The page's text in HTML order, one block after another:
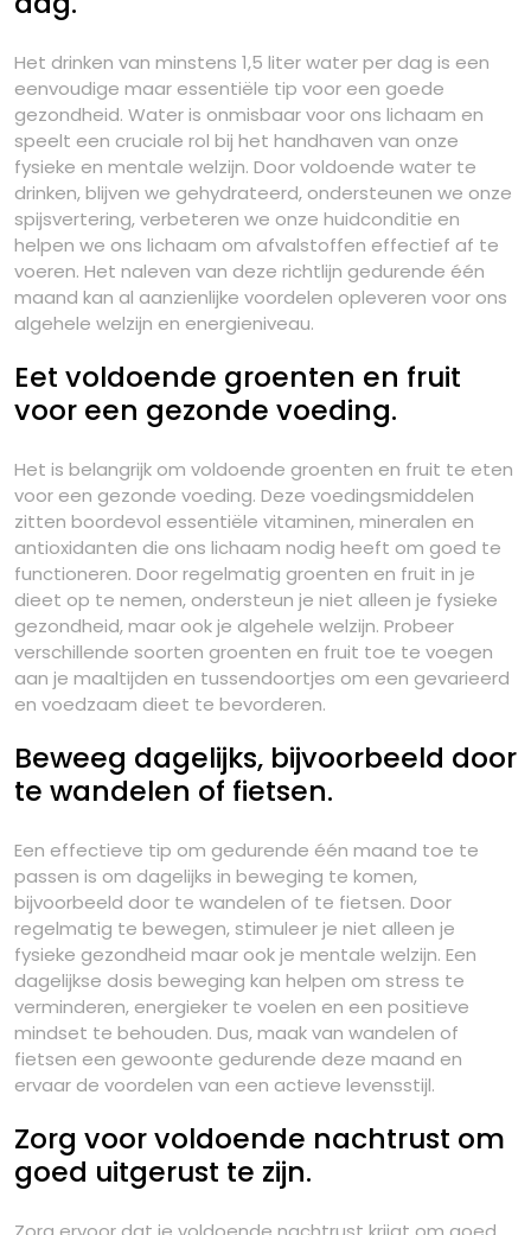
Het drinken van minstens 1,5 liter water per dag is een
eenvoudige maar essentiële tip voor een goede
gezondheid. Water is onmisbaar voor ons lichaam en
speelt een cruciale rol bij het handhaven van onze
fysieke en mentale welzijn. Door voldoende water te
drinken, blijven we gehydrateerd, ondersteunen we onze
spijsvertering, verbeteren we onze huidconditie en
helpen we ons lichaam om afvalstoffen effectief af te
voeren. Het naleven van deze richtlijn gedurende één
maand kan al aanzienlijke voordelen opleveren voor ons
algehele welzijn en energieniveau.
Eet voldoende groenten en fruit
voor een gezonde voeding.
Het is belangrijk om voldoende groenten en fruit te eten
voor een gezonde voeding. Deze voedingsmiddelen
zitten boordevol essentiële vitaminen, mineralen en
antioxidanten die ons lichaam nodig heeft om goed te
functioneren. Door regelmatig groenten en fruit in je
dieet op te nemen, ondersteun je niet alleen je fysieke
gezondheid, maar ook je algehele welzijn. Probeer
verschillende soorten groenten en fruit toe te voegen
aan je maaltijden en tussendoortjes om een gevarieerd
en voedzaam dieet te bevorderen.
Beweeg dagelijks, bijvoorbeeld door
te wandelen of fietsen.
Een effectieve tip om gedurende één maand toe te
passen is om dagelijks in beweging te komen,
bijvoorbeeld door te wandelen of te fietsen. Door
regelmatig te bewegen, stimuleer je niet alleen je
fysieke gezondheid maar ook je mentale welzijn. Een
dagelijkse dosis beweging kan helpen om stress te
verminderen, energieker te voelen en een positieve
mindset te behouden. Dus, maak van wandelen of
fietsen een gewoonte gedurende deze maand en
ervaar de voordelen van een actieve levensstijl.
Zorg voor voldoende nachtrust om
goed uitgerust te zijn.